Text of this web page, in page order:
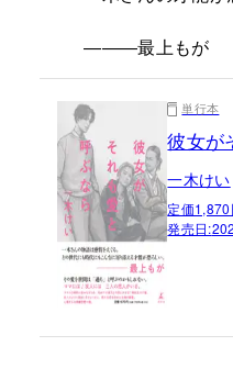
―――最上もが
単行本
彼女が
一木けい
定価1,870
発売日: